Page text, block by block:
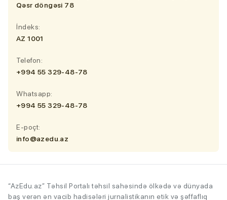
Qəsr döngəsi 78
İndeks:
AZ 1001
Telefon:
+994 55 329-48-78
Whatsapp:
+994 55 329-48-78
E-poçt:
info@azedu.az
“AzEdu.az” Təhsil Portalı təhsil sahəsində ölkədə və dünyada
baş verən ən vacib hadisələri jurnalistikanın etik və şəffaflıq